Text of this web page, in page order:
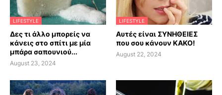
LIFESTYLE
Δες τι άλλο μπορείς να
κάνεις στο σπίτι με μία
μπάρα σαπουνιού...
August 23, 2024
LIFESTYLE
Αυτές είναι ΣΥΝΗΘΕΙΕΣ
που σου κάνουν ΚΑΚΟ!
August 22, 2024